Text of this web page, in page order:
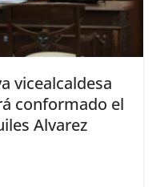
vicealcaldesa
conformado el
Alvarez